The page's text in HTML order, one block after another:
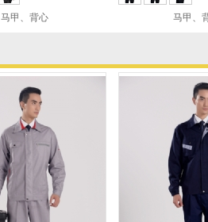
马甲、背心 马甲、